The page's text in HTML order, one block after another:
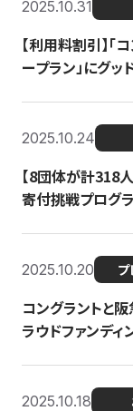
2025.10.31
【利用料割引】
ープラン」にグ
2025.10.24
【8団体が計318
寄付挑戦プログ
2025.10.20 プ
コングラントと
ラウドファンディ
2025.10.18